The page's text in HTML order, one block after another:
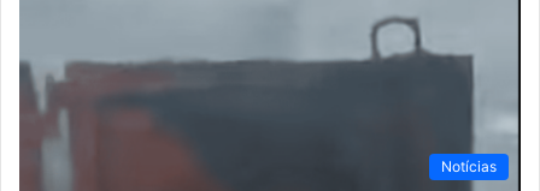
Notícias